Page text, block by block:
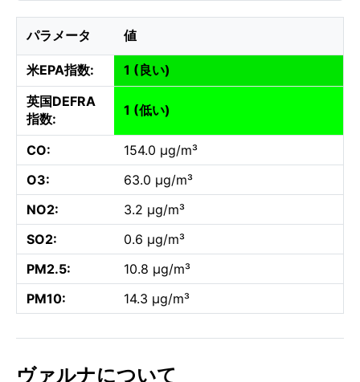
パラメータ 値
米EPA指数:
1 (良い)
英国DEFRA
指数:
1 (低い)
CO:
154.0 µg/m³
O3:
63.0 µg/m³
NO2:
3.2 µg/m³
SO2:
0.6 µg/m³
PM2.5:
10.8 µg/m³
PM10:
14.3 µg/m³
ヴァルナについて